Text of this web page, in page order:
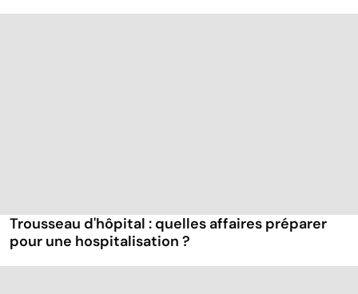
Trousseau d'hôpital : quelles affaires préparer
pour une hospitalisation ?